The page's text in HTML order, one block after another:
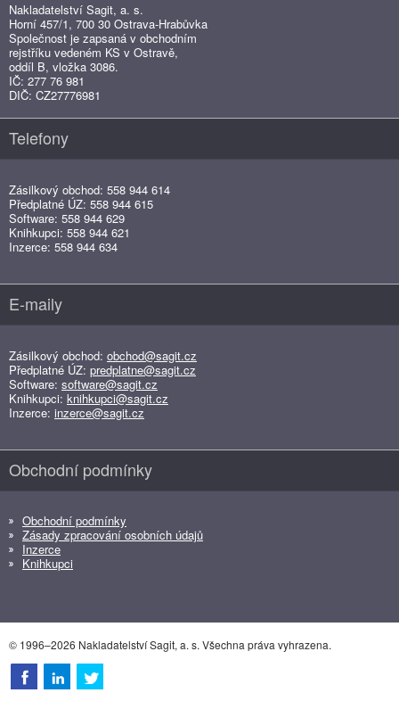
Nakladatelství Sagit, a. s.
Horní 457/1, 700 30 Ostrava-Hrabůvka
Společnost je zapsaná v obchodním
rejstříku vedeném KS v Ostravě,
oddíl B, vložka 3086.
IČ: 277 76 981
DIČ: CZ27776981
Telefony
Zásilkový obchod: 558 944 614
Předplatné ÚZ: 558 944 615
Software: 558 944 629
Knihkupci: 558 944 621
Inzerce: 558 944 634
E-maily
Zásilkový obchod: obchod@sagit.cz
Předplatné ÚZ: predplatne@sagit.cz
Software: software@sagit.cz
Knihkupci: knihkupci@sagit.cz
Inzerce: inzerce@sagit.cz
Obchodní podmínky
Obchodní podmínky
Zásady zpracování osobních údajů
Inzerce
Knihkupci
© 1996–2026 Nakladatelství Sagit, a. s. Všechna práva vyhrazena.